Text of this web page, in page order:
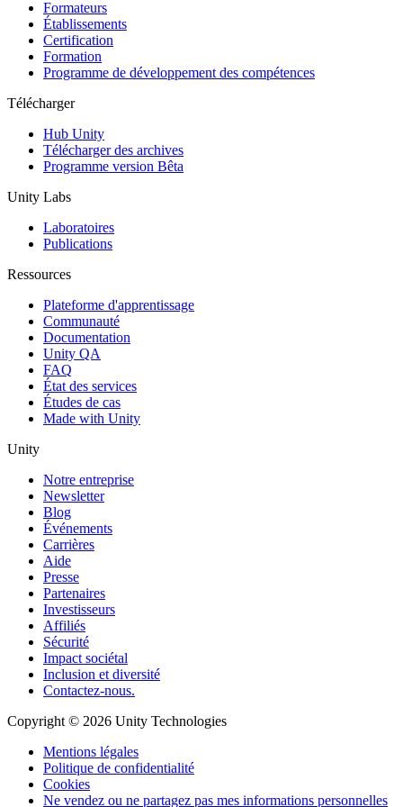
Jeux XR
Lancez des jeux XR sur plusieurs plateformes
Jeux multijoueur
Simplifiez le développement de jeux multijoueurs
Formateurs
Établissements
Certification
Formation
Programme de développement des compétences
Télécharger
Hub Unity
Télécharger des archives
Programme version Bêta
Unity Labs
Laboratoires
Publications
Ressources
Plateforme d'apprentissage
Communauté
Documentation
Unity QA
FAQ
État des services
Études de cas
Made with Unity
Unity
Notre entreprise
Newsletter
Blog
Événements
Carrières
Aide
Presse
Partenaires
Investisseurs
Affiliés
Sécurité
Impact sociétal
Inclusion et diversité
Contactez-nous.
Copyright © 2026 Unity Technologies
Mentions légales
Politique de confidentialité
Cookies
Ne vendez ou ne partagez pas mes informations personnelles